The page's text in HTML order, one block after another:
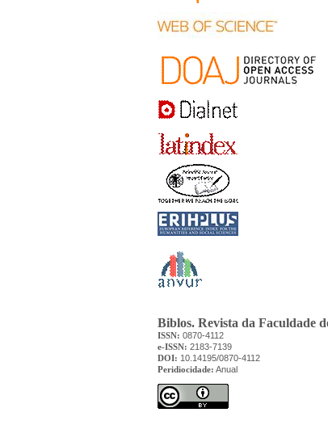
Biblos. Revista da Faculdade
ISSN: 0870-4112
e-ISSN: 2183-7139
DOI: 10.14195/0870-4112
Peridiocidade: Anual